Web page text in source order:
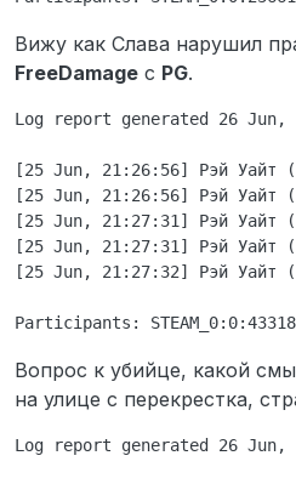
запрашиваю
второй раз
меня опять я
на него, но он
подойдёт и
не бегу за
что я не буду
походит в
пистолет, он
застреливаю
одеть донат
когда я его
и я уже ему
буду. Он встал
кто-то
Вижу как Слава нарушил
FreeDamage с PG.
Log report generated 26 Jun,
[25 Jun, 21:26:56] Рэй Уайт
[25 Jun, 21:26:56] Рэй Уайт
[25 Jun, 21:27:31] Рэй Уайт
[25 Jun, 21:27:31] Рэй Уайт
[25 Jun, 21:27:32] Рэй Уайт
Вопрос к убийце, какой
на улице с перекрестка,
Log report generated 26 Jun,